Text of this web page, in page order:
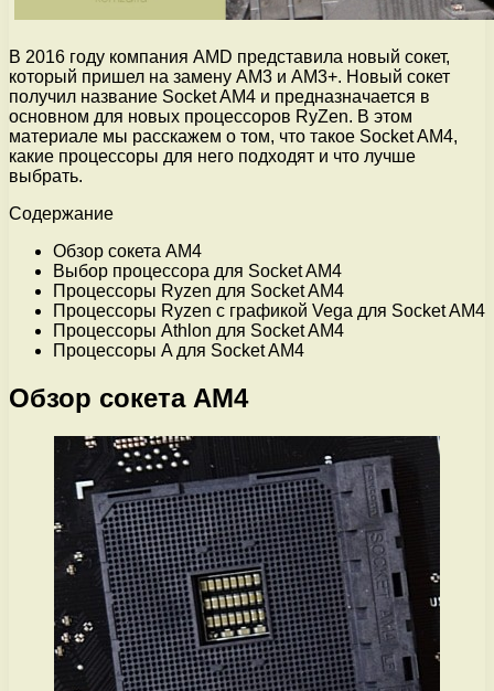
В 2016 году компания AMD представила новый сокет,
который пришел на замену AM3 и AM3+. Новый сокет
получил название Socket AM4 и предназначается в
основном для новых процессоров RyZen. В этом
материале мы расскажем о том, что такое Socket AM4,
какие процессоры для него подходят и что лучше
выбрать.
Содержание
Обзор сокета AM4
Выбор процессора для Socket AM4
Процессоры Ryzen для Socket AM4
Процессоры Ryzen с графикой Vega для Socket AM4
Процессоры Athlon для Socket AM4
Процессоры A для Socket AM4
Обзор сокета AM4